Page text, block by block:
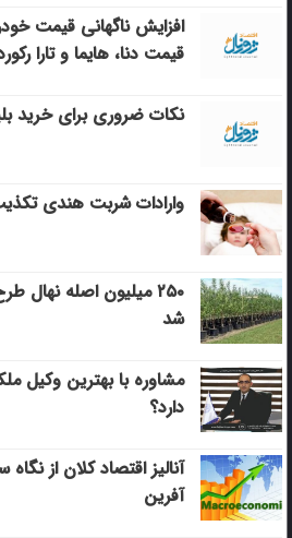
افزایش ناگهانی قیمت
قیمت دنا، هایما و تارا
نکات ضروری برای خرید
وارادات شربت هندی
۲۵۰ میلیون اصله نهال
شد
مشاوره با بهترین وکیل
دارد؟
آنالیز اقتصاد کلان از
آفرین